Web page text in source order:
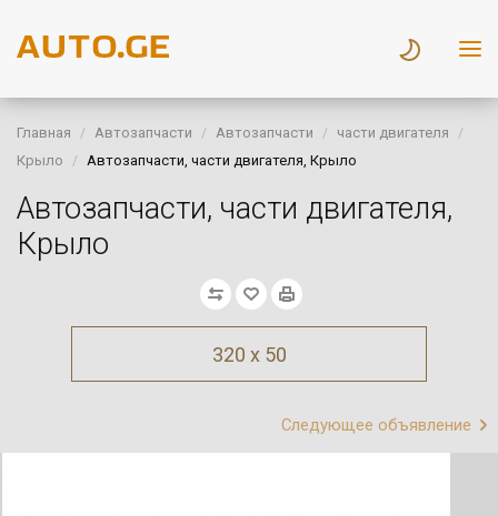
Главная Автозапчасти Автозапчасти
части двигателя
Крыло
Автозапчасти, части двигателя, Крыло
Автозапчасти, части двигателя,
Крыло
320 x 50
Следующее объявление